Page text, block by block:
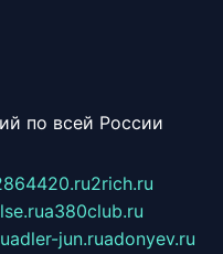
по всей России
2rich.ru
a380club.ru
adler-jun.ruadonyev.ru